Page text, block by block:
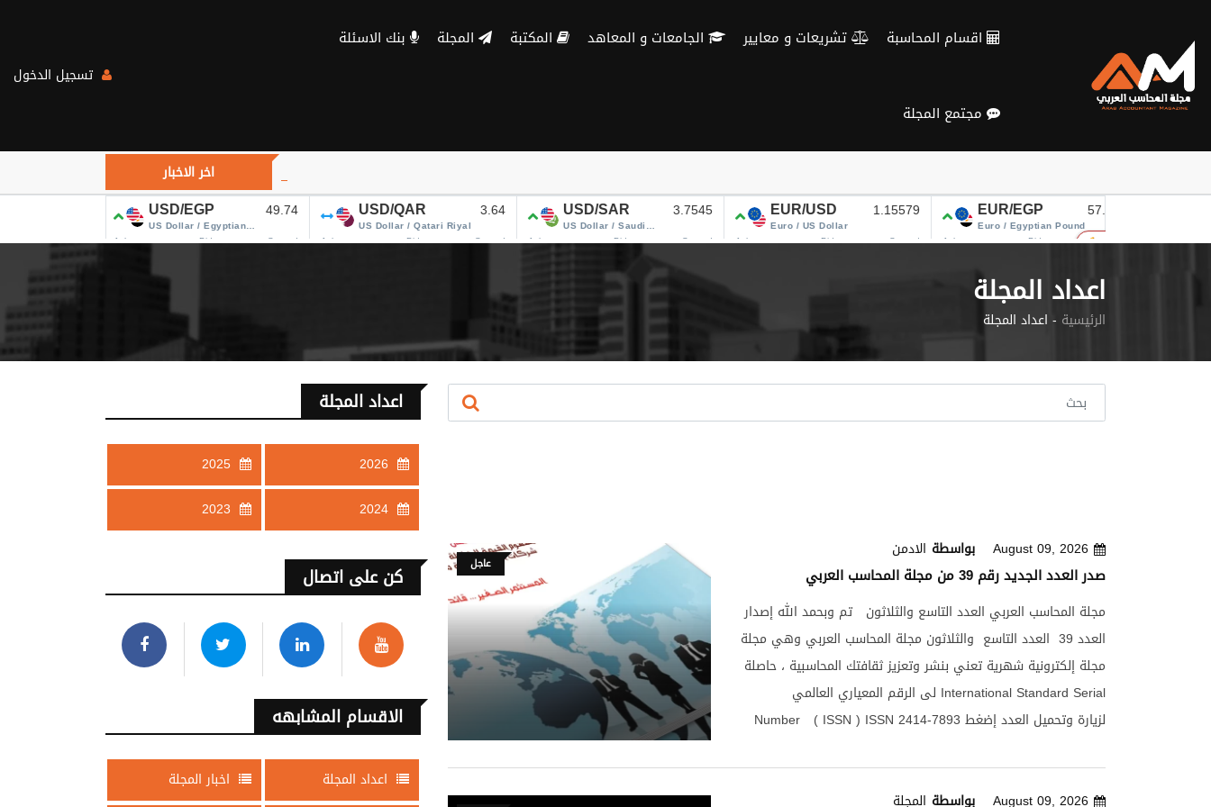
اخر الاخبار
ارتفاع أسعار النفط يتجاوز 84 دولاراً.. هل يهدأ التصعيد في الشرق الأوسط؟
اعداد المجلة
اعداد المجلة - الرئيسية
اعداد المجلة
2026
2025
2024
2023
كن على اتصال
الاقسام المشابهه
عاجل
بواسطة الادمن August 09, 2026
صدر العدد الجديد رقم 39 من مجلة المحاسب العربي
مجلة المحاسب العربي العدد التاسع والثلاثون تم وبحمد الله إصدار
العدد 39 العدد التاسع والثلاثون مجلة المحاسب العربي وهي مجلة
مجلة إلكترونية شهرية تعني بنشر وتعزيز ثقافتك المحاسبية ، حاصلة
لى الرقم المعياري العالمي International Standard Serial
Number ( ISSN ) ISSN 2414-7893 لزيارة وتحميل العدد إضغط
العلمية المعتمدة على التصنيف الدولي واحتوى العدد الجديد على
الموضوعات التالية : - * مفهوم واهمية المشروعات الصغيرة
بواسطة المجلة August 09, 2026